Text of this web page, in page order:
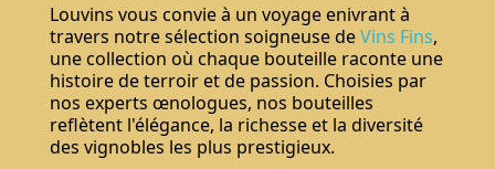
Louvins vous convie à un voyage enivrant à
travers notre sélection soigneuse deVins Fins,
une collection où chaque bouteille raconte une
histoire de terroir et de passion. Choisies par
nos experts œnologues, nos bouteilles
reflètent l'élégance, la richesse et la diversité
des vignobles les plus prestigieux.